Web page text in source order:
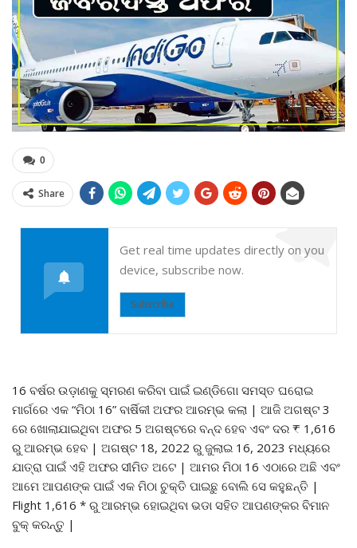
0
Share
Get real time updates directly on you
device, subscribe now.
Subscribe
16 ବର୍ଷର ଉଡ଼ାଣକୁ ସ୍ମରଣ କରିବା ପାଇଁ ଇଣ୍ଡିଗୋ ସମସ୍ତ ଘରୋଇ
ମାର୍ଗରେ ଏକ “ମିଠା 16” ବାର୍ଷିକୀ ଅଫର ଆରମ୍ଭ କଲା | ଆଜି ଅଗଷ୍ଟ 3
ରେ ଖୋଲାଯାଇଥିବା ଅଫର 5 ଅଗଷ୍ଟରେ ବନ୍ଦ ହେବ ଏବଂ ଦର ₹ 1,616
ରୁ ଆରମ୍ଭ ହେବ | ଅଗଷ୍ଟ 18, 2022 ରୁ ଜୁଲାଇ 16, 2023 ମଧ୍ୟରେ
ଯାତ୍ରା ପାଇଁ ଏହି ଅଫର ସୀମିତ ଅଟେ | ଆମର ମିଠା 16 ଏଠାରେ ଅଛି ଏବଂ
ଆମେ ଆପଣଙ୍କ ପାଇଁ ଏକ ମିଠା ଚୁକ୍ତି ପାଇଛୁ ବୋଲି ସେ କହୁଛନ୍ତି |
Flight 1,616 * ରୁ ଆରମ୍ଭ ହୋଇଥିବା ଭଡା ସହିତ ଆପଣଙ୍କର ବିମାନ
ବୁକ୍ କରନ୍ତୁ |